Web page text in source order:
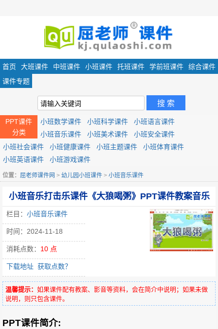
首页 大班课件 中班课件 小班课件 托班课件 学前班课件
综合课件
课件专题
PPT课件
分类
小班数学课件 小班科学课件
小班语言课件
小班音乐课件
小班美术课件
小班安全课件
小班社会课件
小班健康课件 小班主题课件
小班体育课件
小班英语课件
小班游戏课件
位置： 屈老师课件网 > 幼儿园小班课件 > 小班音乐课件
小班音乐打击乐课件《大狼喝粥》PPT课件教案音乐
栏目： 小班音乐课件
时间：2024-11-18
消耗点数： 10 点
下载地址 获取点数？
温馨提示： 如果课件配有教案、影音等资料，会在简介中说明；如果未做
说明，则只包含课件。
PPT课件简介: